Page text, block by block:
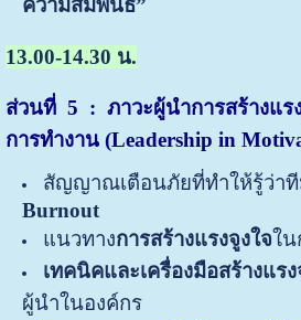
ความสัมพันธ์”
13.00-14.30 น.
ส่วนที่5 : ภาวะผู้นำการสร้างแร
การทำงาน (Leadership in
สัญญาณเตือนภัยที่ทำให้รู้ว่าที
Burnout
แนวทางการสร้างแรงจูงใจใน
เทคนิคและเครื่องมือสร้างแรง
ผู้นำในองค์กร